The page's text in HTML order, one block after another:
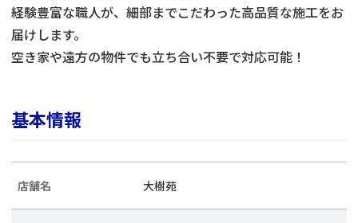
経験豊富な職人が、細部までこだわった高品質な施工をお
届けします。
空き家や遠方の物件でも立ち合い不要で対応可能！
基本情報
店舗名 大樹苑